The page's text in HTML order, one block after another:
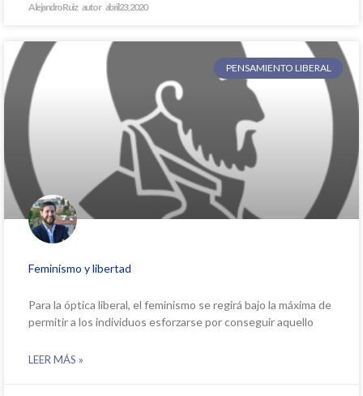
Alejandro Ruiz abril 23, 2020
PENSAMIENTO LIBERAL
Feminismo y libertad
Para la óptica liberal, el feminismo se regirá bajo la máxima de
permitir a los individuos esforzarse por conseguir aquello
LEER MÁS »